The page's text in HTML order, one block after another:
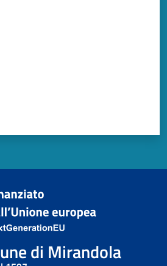
di Mirandola